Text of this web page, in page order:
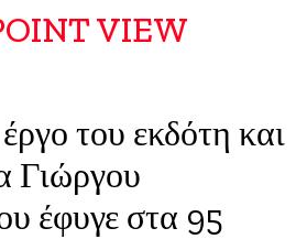
VIEW
του εκδότη και
Γιώργου
έφυγε στα 95